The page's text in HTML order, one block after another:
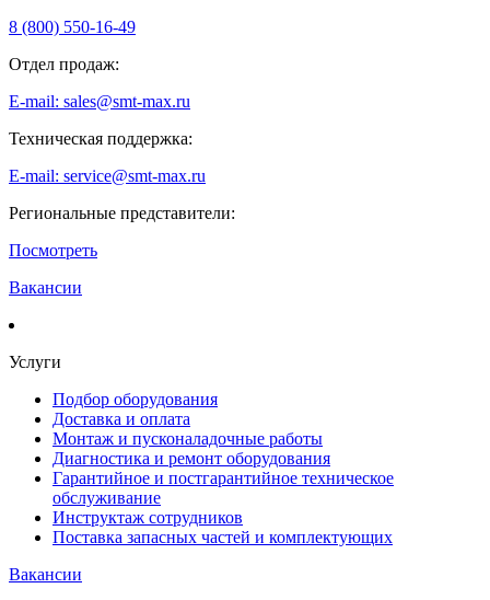
8 (800) 550-16-49
Отдел продаж:
E-mail: sales@smt-max.ru
Техническая поддержка:
E-mail: service@smt-max.ru
Региональные представители:
Посмотреть
Вакансии
Услуги
Подбор оборудования
Доставка и оплата
Монтаж и пусконаладочные работы
Диагностика и ремонт оборудования
Гарантийное и постгарантийное техническое
обслуживание
Инструктаж сотрудников
Поставка запасных частей и комплектующих
Вакансии